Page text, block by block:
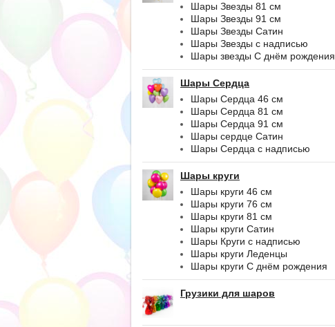
Шары Звезды 81 см
Шары Звезды 91 см
Шары Звезды Сатин
Шары Звезды с надписью
Шары звезды С днём рождения
Шары Сердца
Шары Сердца 46 см
Шары Сердца 81 см
Шары Сердца 91 см
Шары сердце Сатин
Шары Сердца с надписью
Шары круги
Шары круги 46 см
Шары круги 76 см
Шары круги 81 см
Шары круги Сатин
Шары Круги с надписью
Шары круги Леденцы
Шары круги С днём рождения
Грузики для шаров